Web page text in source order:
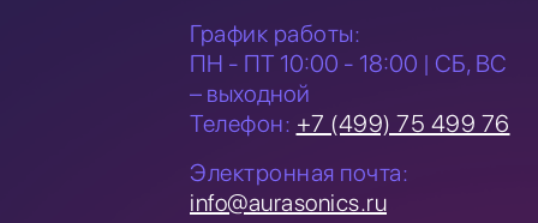
График работы:
ПН - ПТ 10:00 - 18:00 | СБ, ВС
– выходной
Телефон: +7 (499) 75 499 76
Электронная почта:
info@aurasonics.ru